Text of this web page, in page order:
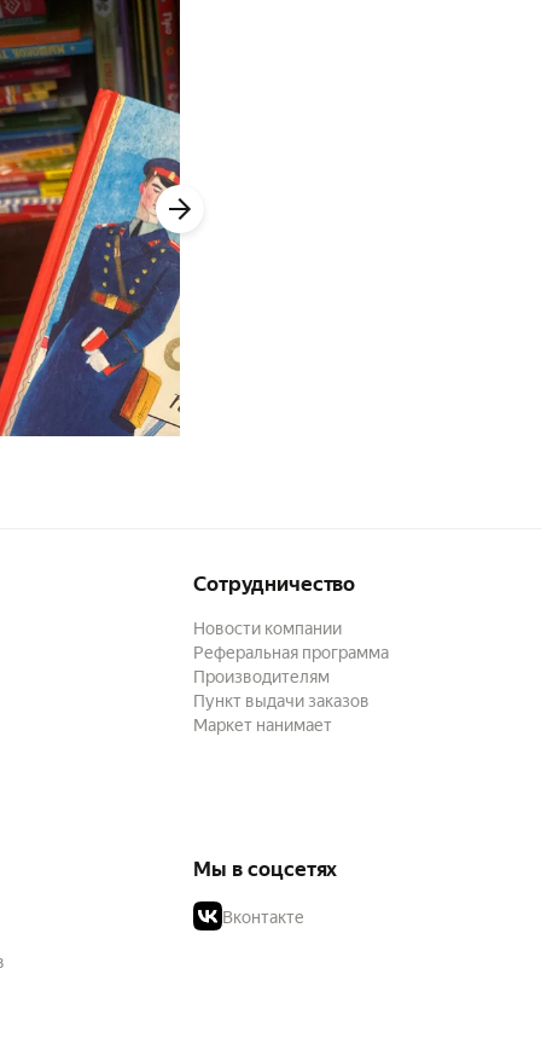
Сотрудничество
Новости компании
Реферальная программа
Производителям
Пункт выдачи заказов
Маркет нанимает
Мы в соцсетях
Вконтакте